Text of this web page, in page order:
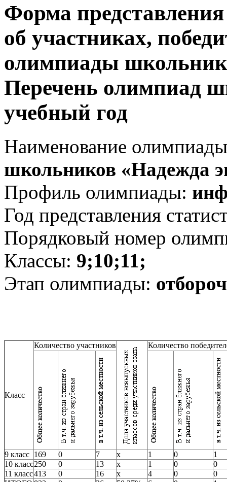
Форма представления
об участниках,
олимпиады
Перечень олимпиад
учебный год
Наименование
школьников «Надежда
Профиль олимпиады:
Год представления
Порядковый номер
Классы: 9;10;11;
Этап олимпиады:
Класс
Количество участников Количество
9 класс 169 0 7 x 1 0
1
10 класс250 0 13 x 1 0
0
11 класс413 0 16 x 4 0
0